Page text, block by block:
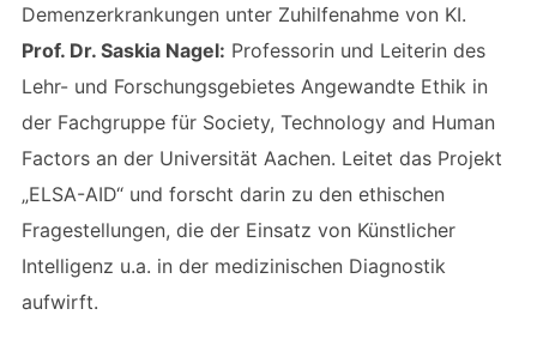
Demenzerkrankungen unter Zuhilfenahme von KI.
Prof. Dr. Saskia Nagel: Professorin und Leiterin des
Lehr- und Forschungsgebietes Angewandte Ethik in
der Fachgruppe für Society, Technology and Human
Factors an der Universität Aachen. Leitet das Projekt
„ELSA-AID“ und forscht darin zu den ethischen
Fragestellungen, die der Einsatz von Künstlicher
Intelligenz u.a. in der medizinischen Diagnostik
aufwirft.